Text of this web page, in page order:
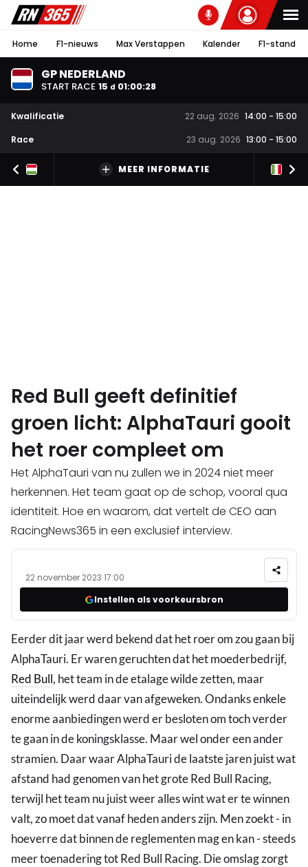
Home F1-nieuws Max Verstappen Kalender F1-stand
GP NEDERLAND
START RACE 15 d 01:00:27
Kwalificatie 22 aug. 2026 14:00 - 15:00
Race
23 aug. 2026 13:00 - 15:00
MEER INFORMATIE
Red Bull geeft definitief
groen licht: AlphaTauri gooit
het roer compleet om
Het AlphaTauri van nu zullen we in 2024 niet meer
herkennen. Het team gaat op de schop, vooral qua
identiteit. Hoe en waarom, dat vertelt de CEO aan
RacingNews365 in een exclusief interview.
22 november 2023 17:00
Instellen als voorkeursbron
Eerder dit jaar werd bekend dat het roer om zou gaan bij
AlphaTauri. Er waren geruchten dat het moederbedrijf,
Red Bull, het team in de etalage wilde zetten, maar
uiteindelijk werd daar van afgeweken. Ondanks enkele
enorme aanbiedingen werd er besloten om toch verder
te gaan in de koningsklasse. Maar wel onder een ander
stramien. Daar waar AlphaTauri de laatste jaren juist wat
afstand had genomen van het grote Red Bull Racing,
terwijl het team nu juist weer alles wint wat er te winnen
valt, zo moet dat vanaf heden anders zijn. Men zoekt - in
hoeverre dat binnen de reglementen mag en kan - steeds
meer toenadering tot Red Bull Racing. Die omslag zorgt